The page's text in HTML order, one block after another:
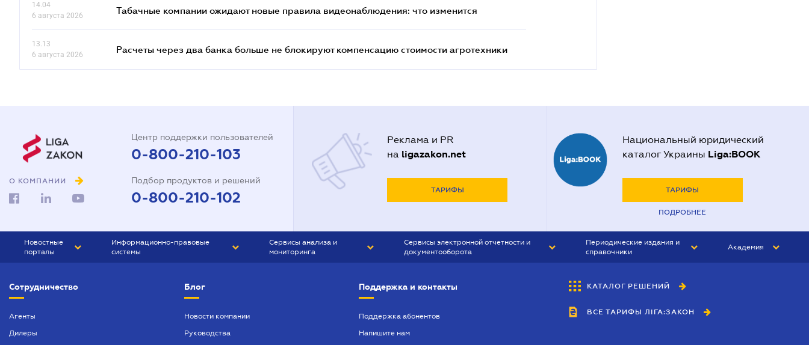
14.04
6 августа 2026
Табачные компании ожидают новые правила видеонаблюдения: что изменится
13.13
6 августа 2026
Расчеты через два банка больше не блокируют компенсацию стоимости агротехники
О КОМПАНИИ
Центр поддержки пользователей
0-800-210-103
Подбор продуктов и решений
0-800-210-102
Реклама и PR
на ligazakon.net
ТАРИФЫ
Национальный юридический
каталог Украины Liga:BOOK
ТАРИФЫ
ПОДРОБНЕЕ
Новостные
порталы
БИЗНЕС
Информационно-правовые
системы
БУХГАЛТЕР ПРОФ
Сервисы анализа и
мониторинга
Сервисы электронной отчетности и
документооборота
Периодические издания и
справочники
БУХГАЛТЕР&ЗАКОН
ВЕСТНИК МСФО
Академия
Сотрудничество
Агенты
Дилеры
Блог
Новости компании
Руководства
Поддержка и контакты
Поддержка абонентов
Напишите нам
КАТАЛОГ РЕШЕНИЙ
ВСЕ ТАРИФЫ ЛІГА:ЗАКОН